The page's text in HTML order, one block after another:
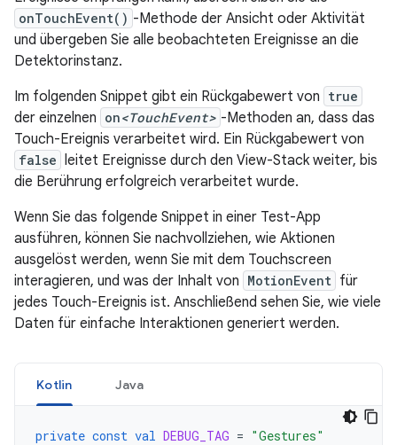
onTouchEvent() -Methode der Ansicht oder Aktivität
und übergeben Sie alle beobachteten Ereignisse an die
Detektorinstanz.
Im folgenden Snippet gibt ein Rückgabewert von true
der einzelnen on<TouchEvent> -Methoden an, dass das
Touch-Ereignis verarbeitet wird. Ein Rückgabewert von
false leitet Ereignisse durch den View-Stack weiter, bis
die Berührung erfolgreich verarbeitet wurde.
Wenn Sie das folgende Snippet in einer Test-App
ausführen, können Sie nachvollziehen, wie Aktionen
ausgelöst werden, wenn Sie mit dem Touchscreen
interagieren, und was der Inhalt von MotionEvent für
jedes Touch-Ereignis ist. Anschließend sehen Sie, wie viele
Daten für einfache Interaktionen generiert werden.
Kotlin Java
private const val DEBUG_TAG = "Gestures"